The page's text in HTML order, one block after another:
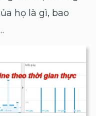
họ là gì, bao